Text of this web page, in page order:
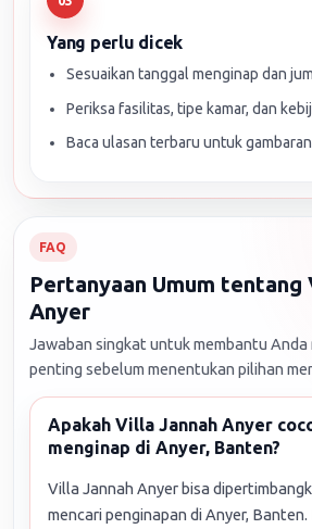
Yang perlu dicek
Sesuaikan tanggal menginap dan
Periksa fasilitas, tipe kamar, dan
Baca ulasan terbaru untuk
FAQ
Pertanyaan Umum tentang
Anyer
Jawaban singkat untuk membantu Anda
penting sebelum menentukan pilihan
Apakah Villa Jannah Anyer
menginap di Anyer, Banten?
Villa Jannah Anyer bisa
mencari penginapan di Anyer,